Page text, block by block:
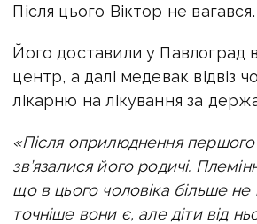
Після цього Віктор не вагався.
Його доставили у Павлоград
центр, а далі медевак відвіз
лікарню на лікування за
«Після оприлюднення першого
зв’язалися його родичі.
що в цього чоловіка більше не
точніше вони є, але діти від